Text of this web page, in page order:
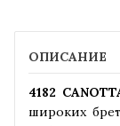
ОПИСАНИЕ
4182
широких